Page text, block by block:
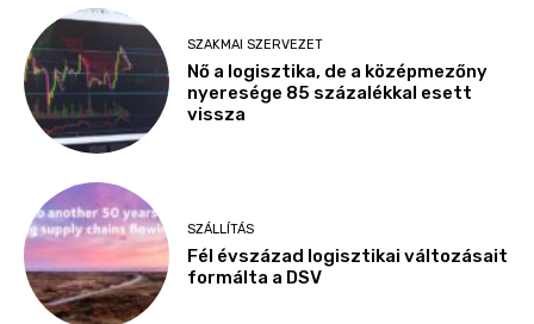
SZAKMAI SZERVEZET
Nő a logisztika, de a középmezőny
nyeresége 85 százalékkal esett
vissza
SZÁLLÍTÁS
Fél évszázad logisztikai változásait
formálta a DSV